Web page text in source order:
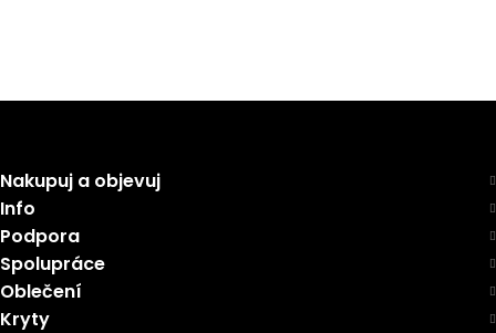
Nakupuj a objevuj
Info
Podpora
Spolupráce
Oblečení
Kryty